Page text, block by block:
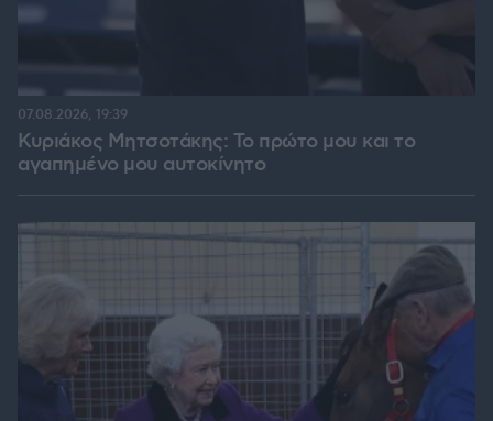
Κυριάκος Μητσοτάκης: Το πρώτο μου και το
αγαπημένο μου αυτοκίνητο
07.08.2026, 19:39